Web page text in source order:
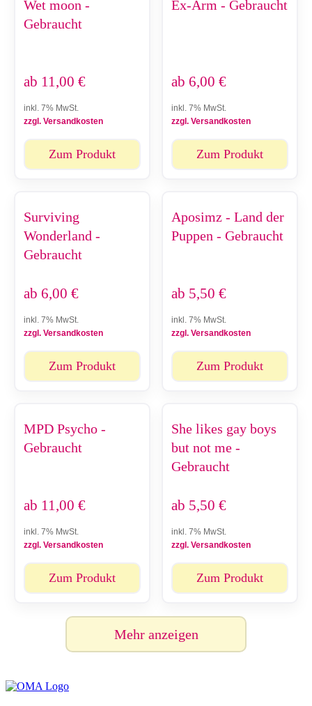
Wet moon -
Gebraucht
ab 11,00 €
inkl. 7% MwSt.
zzgl. Versandkosten
Zum Produkt
Ex-Arm - Gebraucht
ab 6,00 €
inkl. 7% MwSt.
zzgl. Versandkosten
Zum Produkt
Surviving
Wonderland -
Gebraucht
ab 6,00 €
inkl. 7% MwSt.
zzgl. Versandkosten
Zum Produkt
Aposimz - Land der
Puppen - Gebraucht
ab 5,50 €
inkl. 7% MwSt.
zzgl. Versandkosten
Zum Produkt
MPD Psycho -
Gebraucht
ab 11,00 €
inkl. 7% MwSt.
zzgl. Versandkosten
Zum Produkt
She likes gay boys
but not me -
Gebraucht
ab 5,50 €
inkl. 7% MwSt.
zzgl. Versandkosten
Zum Produkt
Mehr anzeigen